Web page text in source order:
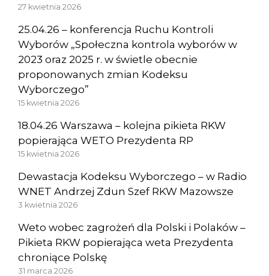
27 kwietnia 2026
25.04.26 – konferencja Ruchu Kontroli
Wyborów „Społeczna kontrola wyborów w
2023 oraz 2025 r. w świetle obecnie
proponowanych zmian Kodeksu
Wyborczego”
15 kwietnia 2026
18.04.26 Warszawa – kolejna pikieta RKW
popierająca WETO Prezydenta RP
15 kwietnia 2026
Dewastacja Kodeksu Wyborczego – w Radio
WNET Andrzej Zdun Szef RKW Mazowsze
3 kwietnia 2026
Weto wobec zagrożeń dla Polski i Polaków –
Pikieta RKW popierająca weta Prezydenta
chroniące Polskę
31 marca 2026